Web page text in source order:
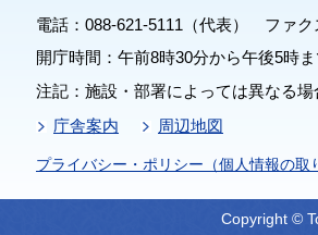
電話：088-621-5111（代表） ファク
開庁時間：午前8時30分から午後5時
注記：施設・部署によっては異なる
庁舎案内
周辺地図
プライバシー・ポリシー（個人情報の取
Copyright ©